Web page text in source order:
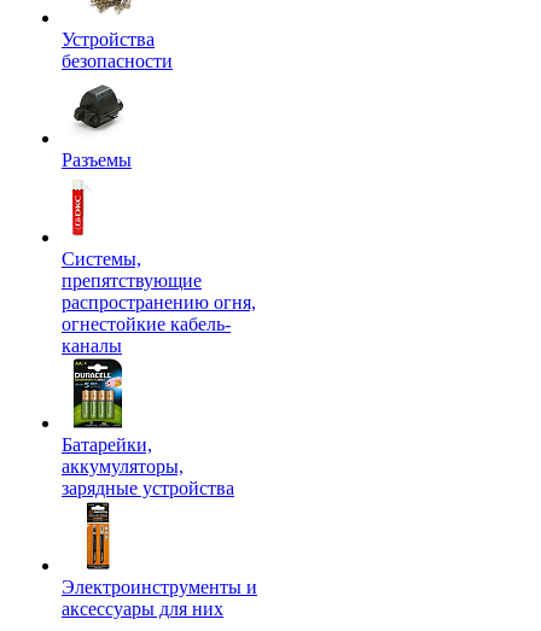
Устройства
безопасности
Разъемы
Системы,
препятствующие
распространению огня,
огнестойкие кабель-
каналы
Батарейки,
аккумуляторы,
зарядные устройства
Электроинструменты и
аксессуары для них